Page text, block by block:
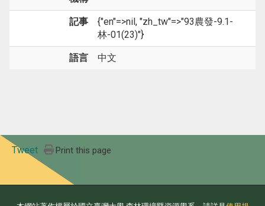
記事
{"en"=>nil, "zh_tw"=>"93農發-9.1-
林-01(23)"}
語言 中文
Tweet Print this page